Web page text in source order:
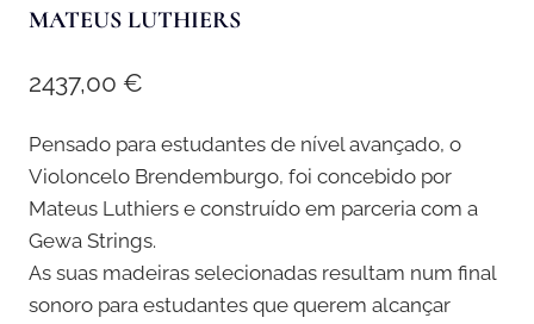
MATEUS LUTHIERS
2437,00 €
Pensado para estudantes de nível avançado, o
Violoncelo Brendemburgo, foi concebido por
Mateus Luthiers e construído em parceria com a
Gewa Strings.
As suas madeiras selecionadas resultam num final
sonoro para estudantes que querem alcançar